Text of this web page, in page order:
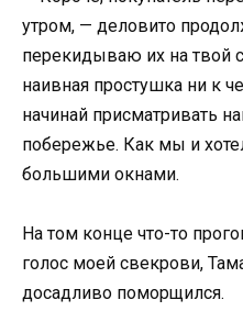
утром, — деловито
перекидываю их на твой
наивная простушка ни к
начинай присматривать
побережье. Как мы и
большими окнами.
На том конце что-то
голос моей свекрови,
досадливо поморщился.